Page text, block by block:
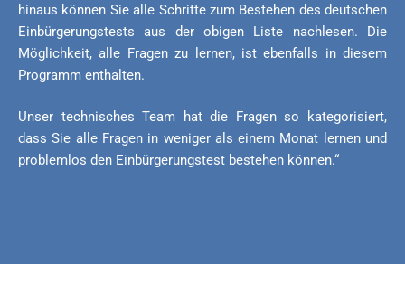
hinaus können Sie alle Schritte zum Bestehen des deutschen
Einbürgerungstests aus der obigen Liste nachlesen. Die
Möglichkeit, alle Fragen zu lernen, ist ebenfalls in diesem
Programm enthalten.
Unser technisches Team hat die Fragen so kategorisiert,
dass Sie alle Fragen in weniger als einem Monat lernen und
problemlos den Einbürgerungstest bestehen können.“